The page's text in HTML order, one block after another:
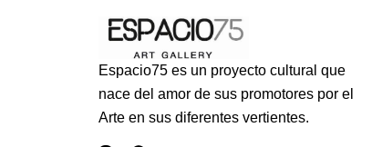
Espacio75 es un proyecto cultural que
nace del amor de sus promotores por el
Arte en sus diferentes vertientes.